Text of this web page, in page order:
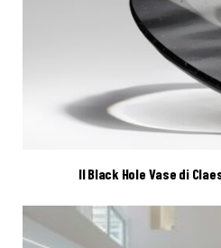
Il Black Hole Vase di